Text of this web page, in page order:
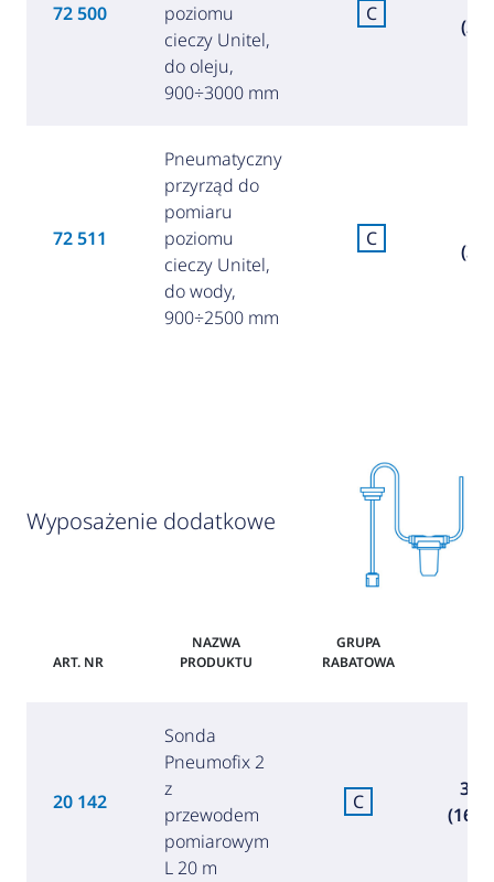
72 500
poziomu
cieczy Unitel,
do oleju,
900÷3000 mm
C
72 511
Pneumatyczny
przyrząd do
pomiaru
poziomu
cieczy Unitel,
do wody,
900÷2500 mm
C
Wyposażenie dodatkowe
ART. NR
NAZWA
PRODUKTU
GRUPA
RABATOWA
20 142
Sonda
Pneumofix 2
z
przewodem
pomiarowym
L 20 m
C